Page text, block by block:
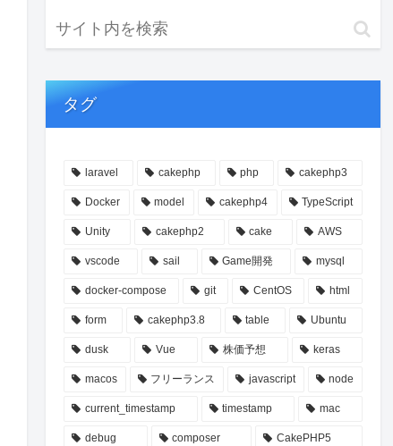
タグ
laravel cakephp php cakephp3
Docker model cakephp4 TypeScript
Unity cakephp2 cake AWS
vscode sail Game開発 mysql
docker-compose git CentOS html
form cakephp3.8 table Ubuntu
dusk Vue 株価予想 keras
macos フリーランス javascript node
current_timestamp timestamp mac
debug composer CakePHP5